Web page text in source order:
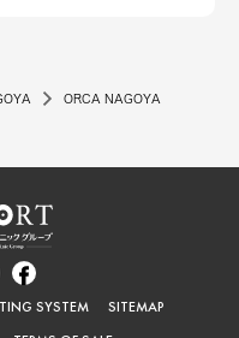
ORCA NAGOYA
SYSTEM
SITEMAP